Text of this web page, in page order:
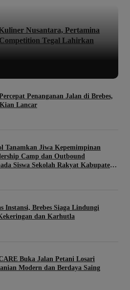
Nusantara, Pertamina
Tegal Lahirkan
Penanganan Jalan di Brebes,
Lancar
Tanamkan Jiwa Kepemimpinan
Camp dan Outbound
Siswa Sekolah Rakyat Kabupaten
Instansi, Brebes Siaga Lindungi
dan Karhutla
Buka Jalan Petani Losari
Modern dan Berdaya Saing